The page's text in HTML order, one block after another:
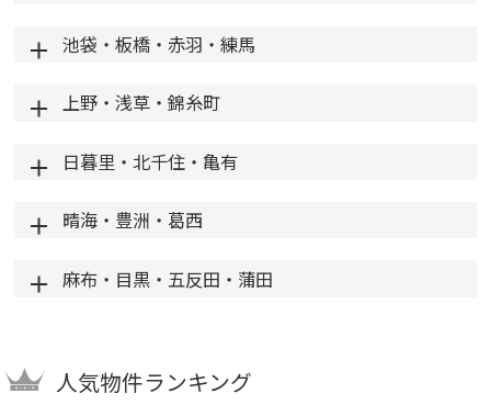
池袋・板橋・赤羽・練馬
上野・浅草・錦糸町
日暮里・北千住・亀有
晴海・豊洲・葛西
麻布・目黒・五反田・蒲田
人気物件ランキング